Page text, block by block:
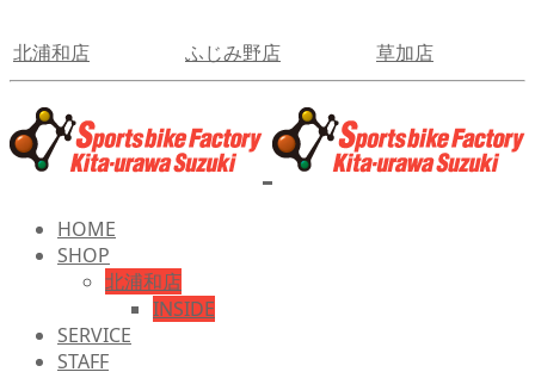
北浦和店 ふじみ野店 草加店
HOME
SHOP
北浦和店
INSIDE
SERVICE
STAFF